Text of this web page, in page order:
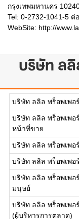
กรุงเทพมหานคร
Tel: 0-2732-1041-5 ต่
WebSite: http://
บริษัท ล
บริษัท ลลิล พร็อพเพ
บริษัท ลลิล พร็อพเพ
หน้าที่ขาย
บริษัท ลลิล พร็อพเพ
บริษัท ลลิล พร็อพเพ
บริษัท ลลิล พร็อพเพ
มนุษย์
บริษัท ลลิล พร็อพเพ
(ผู้บริหารการตลาด)